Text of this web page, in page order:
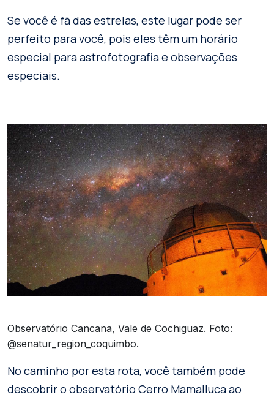
Se você é fã das estrelas, este lugar pode ser
perfeito para você, pois eles têm um horário
especial para astrofotografia e observações
especiais.
Observatório Cancana, Vale de Cochiguaz. Foto:
@senatur_region_coquimbo.
No caminho por esta rota, você também pode
descobrir o observatório Cerro Mamalluca ao